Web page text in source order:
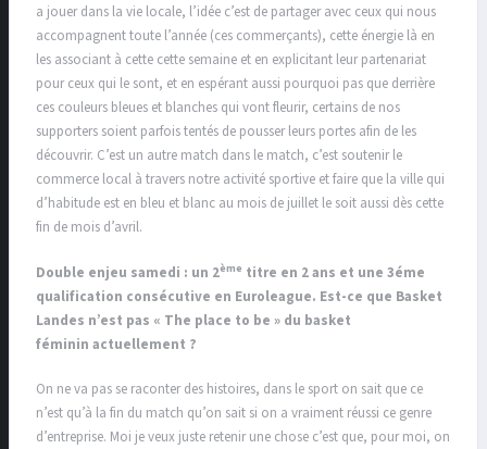
a jouer dans la vie locale, l’idée c’est de partager avec ceux qui nous
accompagnent toute l’année (ces commerçants), cette énergie là en
les associant à cette cette semaine et en explicitant leur partenariat
pour ceux qui le sont, et en espérant aussi pourquoi pas que derrière
ces couleurs bleues et blanches qui vont fleurir, certains de nos
supporters soient parfois tentés de pousser leurs portes afin de les
découvrir. C’est un autre match dans le match, c’est soutenir le
commerce local à travers notre activité sportive et faire que la ville qui
d’habitude est en bleu et blanc au mois de juillet le soit aussi dès cette
fin de mois d’avril.
Double enjeu samedi : un 2ème titre en 2 ans et une 3éme
qualification consécutive en Euroleague. Est-ce que Basket
Landes n’est pas « The place to be » du basket
féminin actuellement ?
On ne va pas se raconter des histoires, dans le sport on sait que ce
n’est qu’à la fin du match qu’on sait si on a vraiment réussi ce genre
d’entreprise. Moi je veux juste retenir une chose c’est que, pour moi, on